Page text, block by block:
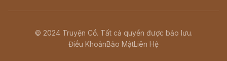
© 2024 Truyện Cổ. Tất cả quyền được bảo lưu.
Điều KhoảnBảo MậtLiên Hệ